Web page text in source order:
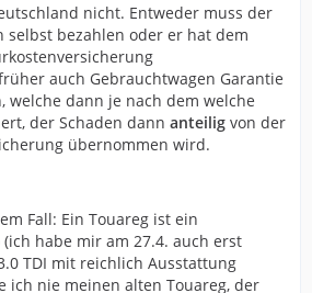
nicht. Entweder muss der
selbst bezahlen oder er hat dem
auch Gebrauchtwagen Garantie
welche dann je nach dem welche
der Schaden dann anteilig von der
übernommen wird.
Fall: Ein Touareg ist ein
habe mir am 27.4. auch erst
TDI mit reichlich Ausstattung
ich nie meinen alten Touareg, der